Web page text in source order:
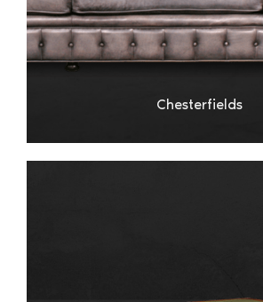
Chesterfields